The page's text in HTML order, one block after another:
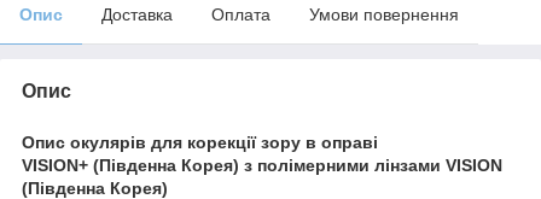
Опис Доставка Оплата Умови повернення
Опис
Опис окулярів для корекції зору в оправі
VISION+ (Південна Корея) з полімерними лінзами VISION
(Південна Корея)